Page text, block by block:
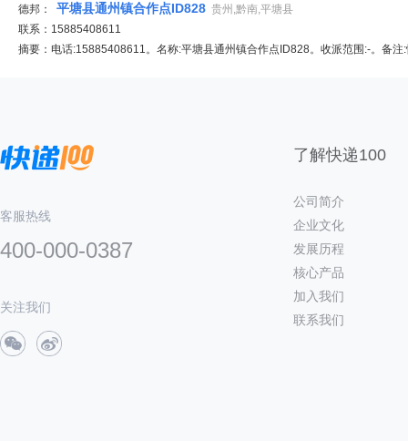
德邦： 平塘县通州镇合作点ID828 贵州,黔南,平塘县
联系：15885408611
摘要：电话:15885408611。名称:平塘县通州镇合作点ID828。收派范围:-。备
客服热线
400-000-0387
关注我们
了解快递100
公司简介
企业文化
发展历程
核心产品
加入我们
联系我们